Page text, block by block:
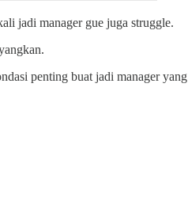
jadi manager gue juga struggle.
penting buat jadi manager